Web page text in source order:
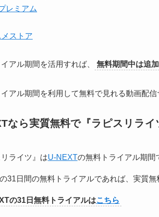
レミアム
ストア
アル期間を活用すれば、 無料期間中は追
アル期間を利用して無料で見れる動画配
なら実質無料で『ラピスリラ
リライツ』はU-NEXTの無料トライアル期間
の31日間の無料トライアルであれば、実質無
の31日無料トライアルはこちら